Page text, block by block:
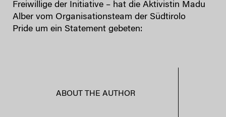
Freiwillige der Initiative – hat die Aktivistin Madu
Alber vom Organisationsteam der Südtirolo
Pride um ein Statement gebeten:
ABOUT THE AUTHOR